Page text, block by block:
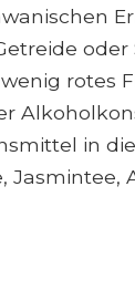
rotes
in
Jasmintee,